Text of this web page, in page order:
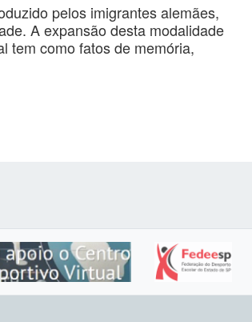
pelos imigrantes alemães,
A expansão desta modalidade
tem como fatos de memória,